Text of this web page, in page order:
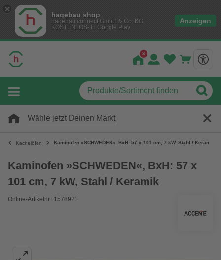
hagebau shop
hagebau connect GmbH & Co. KG
KOSTENLOS- In Google Play
Anzeigen
Wähle jetzt Deinen Markt
Kachelöfen Kaminofen »SCHWEDEN«, BxH: 57 x 101 cm, 7 kW, Stahl / Keramik
Kaminofen »SCHWEDEN«, BxH: 57 x
101 cm, 7 kW, Stahl / Keramik
Online-Artikelnr.: 1578921